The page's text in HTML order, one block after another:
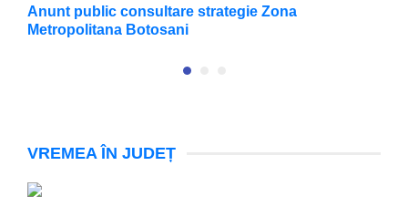
Anunt public consultare strategie Zona
Metropolitana Botosani
VREMEA ÎN JUDEȚ